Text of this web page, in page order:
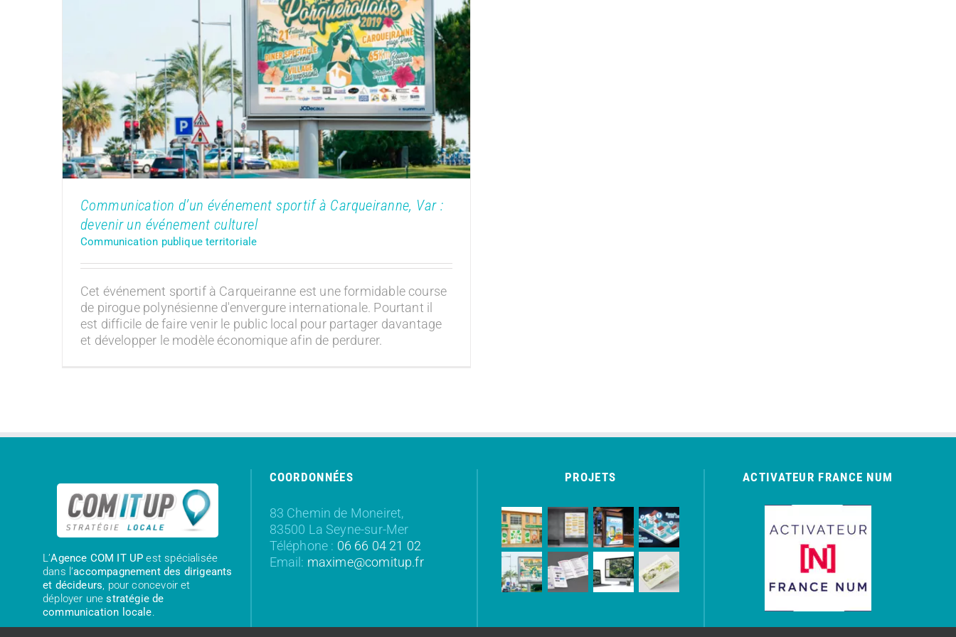
Communication d’un événement sportif à Carqueiranne,
Var : devenir un événement culturel
Communication publique territoriale
Communication d’un événement sportif à Carqueiranne, Var :
devenir un événement culturel
Communication publique territoriale
Cet événement sportif à Carqueiranne est une formidable course
de pirogue polynésienne d'envergure internationale. Pourtant il
est difficile de faire venir le public local pour partager davantage
et développer le modèle économique afin de perdurer.
L’Agence COM IT UP est spécialisée
dans l’accompagnement des dirigeants
et décideurs, pour concevoir et
déployer unestratégie de
communication locale.
COORDONNÉES
83 Chemin de Moneiret,
83500 La Seyne-sur-Mer
Téléphone : 06 66 04 21 02
Email: maxime@comitup.fr
PROJETS ACTIVATEUR FRANCE NUM